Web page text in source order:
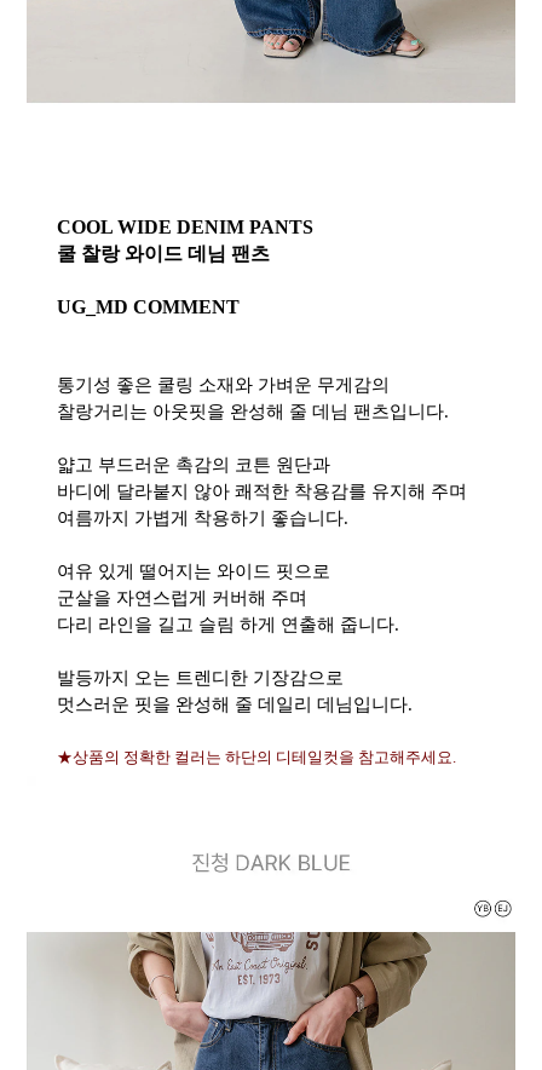
COOL WIDE DENIM PANTS
쿨 찰랑 와이드 데님 팬츠
UG_MD COMMENT
통기성 좋은 쿨링 소재와 가벼운 무게감의
찰랑거리는 아웃핏을 완성해 줄 데님 팬츠입니다.
얇고 부드러운 촉감의 코튼 원단과
바디에 달라붙지 않아 쾌적한 착용감를 유지해 주며
여름까지 가볍게 착용하기 좋습니다.
여유 있게 떨어지는 와이드 핏으로
군살을 자연스럽게 커버해 주며
다리 라인을 길고 슬림 하게 연출해 줍니다.
발등까지 오는 트렌디한 기장감으로
멋스러운 핏을 완성해 줄 데일리 데님입니다.
★상품의 정확한 컬러는 하단의 디테일컷을 참고해주세요.